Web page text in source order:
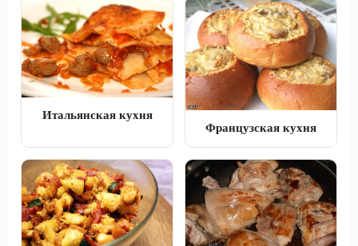
Итальянская кухня
Французская кухня